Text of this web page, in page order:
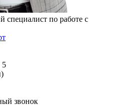
специалист по работе с
5
звонок